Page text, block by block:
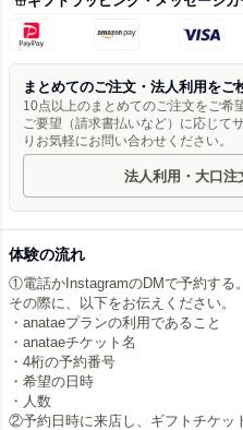
まとめてのご注文・法人利用をご
10点以上のまとめてのご注文をご希
ご要望（請求書払いなど）に応じて
りお気軽にお問い合わせください。
法人利用・大口注
体験の流れ
①電話かInstagramのDMで予約する。
その際に、以下をお伝えください。
・anataeプランの利用であること
・anataeチケット名
・4桁の予約番号
・希望の日時
・人数
②予約日時に来店し、ギフトチケッ